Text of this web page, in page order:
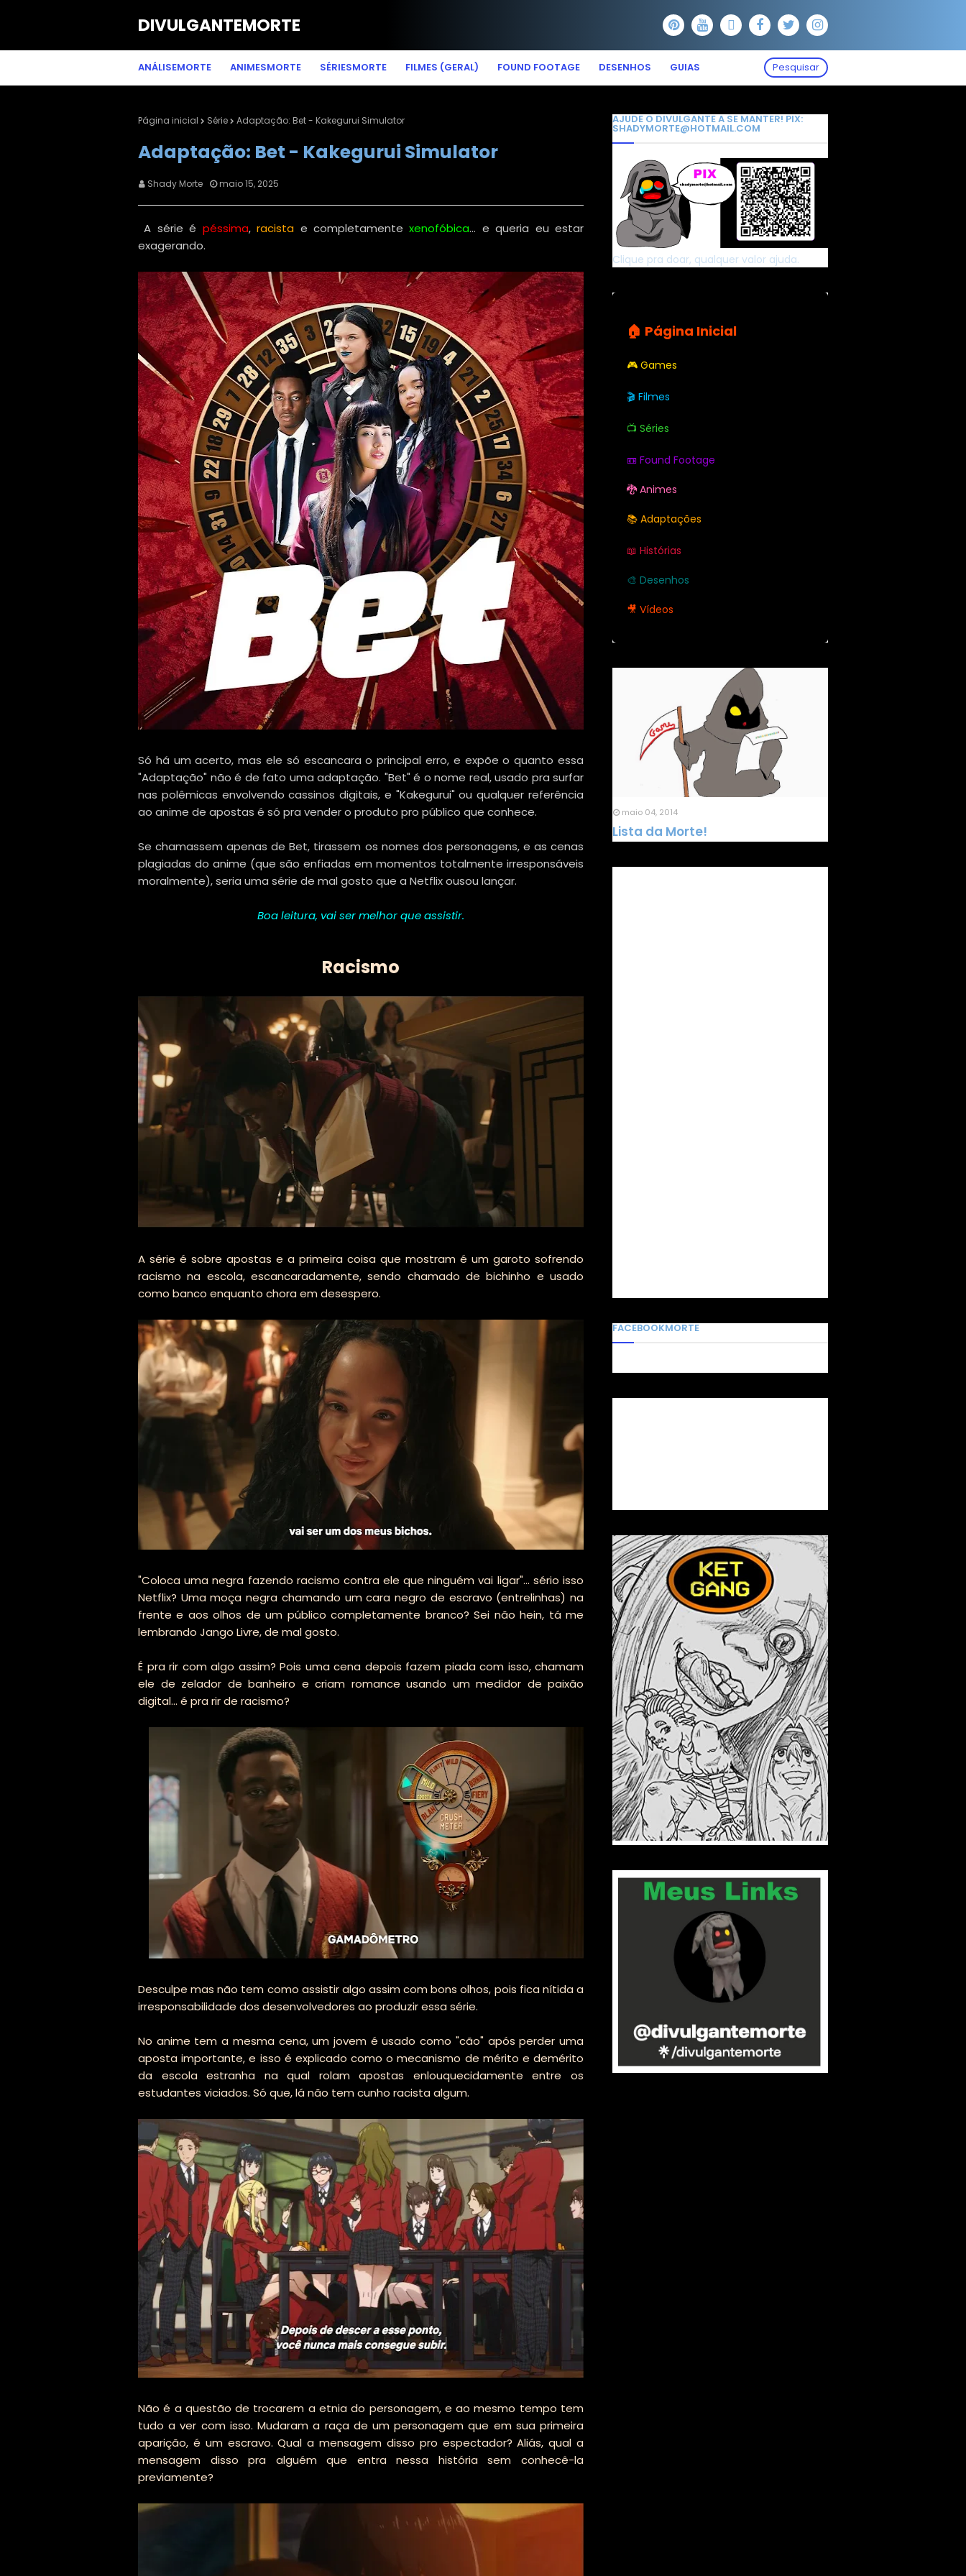
DIVULGANTEMORTE
ANÁLISEMORTE ANIMESMORTE SÉRIESMORTE FILMES (GERAL) FOUND FOOTAGE DESENHOS GUIAS Pesquisar
Página inicial Série Adaptação: Bet - Kakegurui Simulator
Adaptação: Bet - Kakegurui Simulator
Shady Morte maio 15, 2025
A série é péssima,racista e completamentexenofóbica... e queria eu estar
exagerando.
Só há um acerto, mas ele só escancara o principal erro, e expõe o quanto essa
"Adaptação" não é de fato uma adaptação. "Bet" é o nome real, usado pra surfar
nas polêmicas envolvendo cassinos digitais, e "Kakegurui" ou qualquer referência
ao anime de apostas é só pra vender o produto pro público que conhece.
Se chamassem apenas de Bet, tirassem os nomes dos personagens, e as cenas
plagiadas do anime (que são enfiadas em momentos totalmente irresponsáveis
moralmente), seria uma série de mal gosto que a Netflix ousou lançar.
Boa leitura, vai ser melhor que assistir.
Racismo
A série é sobre apostas e a primeira coisa que mostram é um garoto sofrendo
racismo na escola, escancaradamente, sendo chamado de bichinho e usado
como banco enquanto chora em desespero.
"Coloca uma negra fazendo racismo contra ele que ninguém vai ligar"... sério isso
Netflix? Uma moça negra chamando um cara negro de escravo (entrelinhas) na
frente e aos olhos de um público completamente branco? Sei não hein, tá me
lembrando Jango Livre, de mal gosto.
É pra rir com algo assim? Pois uma cena depois fazem piada com isso, chamam
ele de zelador de banheiro e criam romance usando um medidor de paixão
digital... é pra rir de racismo?
Desculpe mas não tem como assistir algo assim com bons olhos, pois fica nítida a
irresponsabilidade dos desenvolvedores ao produzir essa série.
No anime tem a mesma cena, um jovem é usado como "cão" após perder uma
aposta importante, e isso é explicado como o mecanismo de mérito e demérito
da escola estranha na qual rolam apostas enlouquecidamente entre os
estudantes viciados. Só que, lá não tem cunho racista algum.
Não é a questão de trocarem a etnia do personagem, e ao mesmo tempo tem
tudo a ver com isso. Mudaram a raça de um personagem que em sua primeira
aparição, é um escravo. Qual a mensagem disso pro espectador? Aliás, qual a
mensagem disso pra alguém que entra nessa história sem conhecê-la
previamente?
AJUDE O DIVULGANTE A SE MANTER! PIX:
SHADYMORTE@HOTMAIL.COM
Clique pra doar, qualquer valor ajuda.
🏠 Página Inicial
🎮 Games
🎬 Filmes
📺 Séries
📼 Found Footage
🐉 Animes
📚 Adaptações
📖 Histórias
🎨 Desenhos
🎥 Vídeos
maio 04, 2014
Lista da Morte!
FACEBOOKMORTE